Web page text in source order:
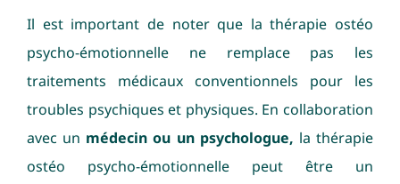
Il est important de noter que la thérapie ostéo
psycho-émotionnelle ne remplace pas les
traitements médicaux conventionnels pour les
troubles psychiques et physiques. En collaboration
avec un médecin ou un psychologue, la thérapie
ostéo psycho-émotionnelle peut être un